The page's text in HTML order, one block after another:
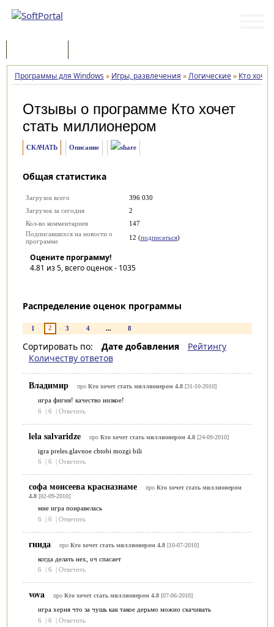
Программы для Windows » Игры, развлечения »Логические» Кто
Отзывы о программе Кто хочет
стать миллионером
СКАЧАТЬ Описание
Общая статистика
Загрузок всего
396 030
Загрузок за сегодня
2
Кол-во комментариев
147
Подписавшихся на новости о
программе
12 (подписаться)
Оцените программу!
4.81 из 5, всего оценок - 1035
Распределение оценок программы
1 2 3 4 ... 8
Сортировать по: Дате добавления
Рейтингу
Количеству ответов
Владимир про Кто хочет стать миллионером 4.8[31-10-2010]
игра фигня! качество низкое!
6
| 6 | Ответить
lela salvaridze про Кто хочет стать миллионером 4.8[24-09-2010]
igra preles.glavnoe chtobi mozgi bili
6
| 6 | Ответить
софа моисеева красназнаме про Кто хочет стать миллионером
4.8[02-09-2010]
мне игра понравелась
6
| 6 | Ответить
гнида про Кто хочет стать миллионером 4.8[10-07-2010]
когда делать нех, оч спасает
6
| 6 | Ответить
vova про Кто хочет стать миллионером 4.8[07-06-2010]
игра херня что за чушь как такое дерьмо можно скачивать
6
| 6 | Ответить